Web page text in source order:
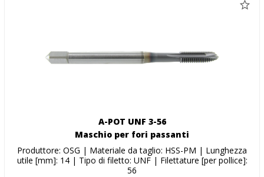
A-POT UNF 3-56
Maschio per fori passanti
Produttore: OSG | Materiale da taglio: HSS-PM | Lunghezza
utile [mm]: 14 | Tipo di filetto: UNF | Filettature [per pollice]:
56